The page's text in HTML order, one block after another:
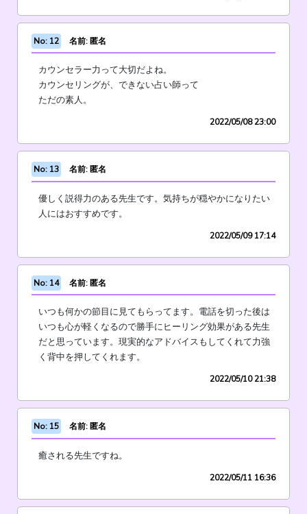
No: 12 名前: 匿名
カウンセラー力って大切だよね。
カウンセリングが、できない占い師って
ただの素人。
2022/05/08 23:00
No: 13 名前: 匿名
優しく説得力のある先生です。気持ちが穏やかになりたい
人にはおすすめです。
2022/05/09 17:14
No: 14 名前: 匿名
いつも何かの節目に見てもらってます。電話を切った後は
いつも心が軽くなるので勝手にヒーリング効果がある先生
だと思っています。現実的なアドバイスもしてくれて力強
く背中を押してくれます。
2022/05/10 21:38
No: 15 名前: 匿名
癒される先生ですね。
2022/05/11 16:36